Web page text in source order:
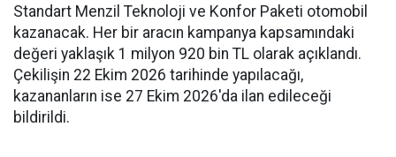
Standart Menzil Teknoloji ve Konfor Paketi otomobil
kazanacak. Her bir aracın kampanya kapsamındaki
değeri yaklaşık 1 milyon 920 bin TL olarak açıklandı.
Çekilişin 22 Ekim 2026 tarihinde yapılacağı,
kazananların ise 27 Ekim 2026'da ilan edileceği
bildirildi.